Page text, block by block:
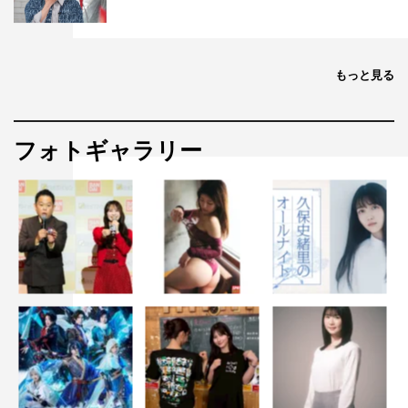
もっと見る
フォトギャラリー